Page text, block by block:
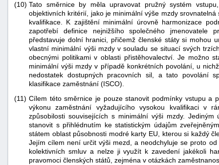
(10) Tato směrnice by měla upravovat pružný systém
objektivních kritérií, jako je minimální výše mzdy
kvalifikace. K zajištění minimální úrovně harmonizace
zapotřebí definice nejnižšího společného jmenovatele
představuje dolní hranici, přičemž členské státy si mohou
vlastní minimální výši mzdy v souladu se situací svých
obecnými politikami v oblasti přistěhovalectví. Je možno
minimální výši mzdy v případě konkrétních povolání, u
nedostatek dostupných pracovních sil, a tato povolání
klasifikace zaměstnání (ISCO).
(11) Cílem této směrnice je pouze stanovit podmínky vstupu a
výkonu zaměstnání vyžadujícího vysokou kvalifikaci v
způsobilosti souvisejících s minimální výši mzdy.
stanovit s přihlédnutím ke statistickým údajům
státem oblast působnosti modré karty EU, kterou si každý
Jejím cílem není určit výši mezd, a neodchyluje se proto
kolektivních smluv a nelze ji využít k zavedení jakékoli
pravomoci členských států, zejména v otázkách
škod"